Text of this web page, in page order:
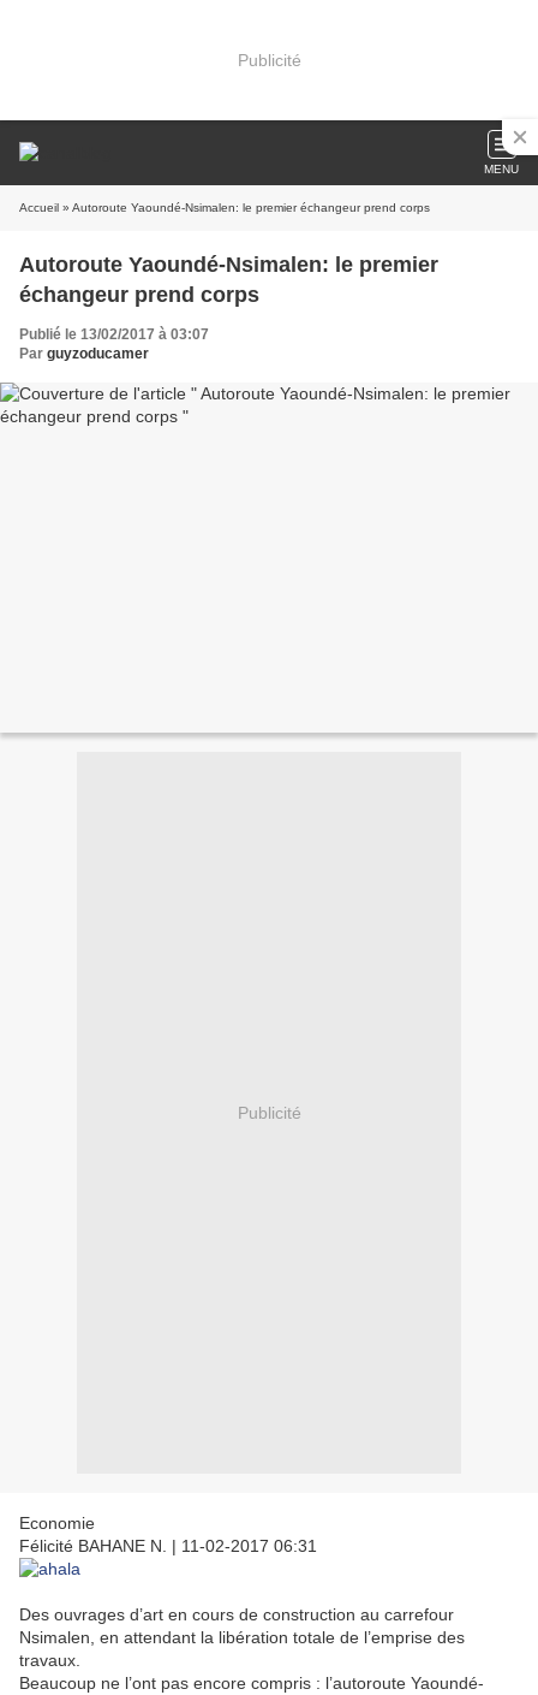
Publicité
MENU
Accueil » Autoroute Yaoundé-Nsimalen: le premier échangeur prend corps
Autoroute Yaoundé-Nsimalen: le premier
échangeur prend corps
Publié le 13/02/2017 à 03:07
Par guyzoducamer
Publicité
Economie
Félicité BAHANE N.
| 11-02-2017 06:31
Des ouvrages d’art en cours de construction au carrefour
Nsimalen, en attendant la libération totale de l’emprise des
travaux.
Beaucoup ne l’ont pas encore compris : l’autoroute Yaoundé-